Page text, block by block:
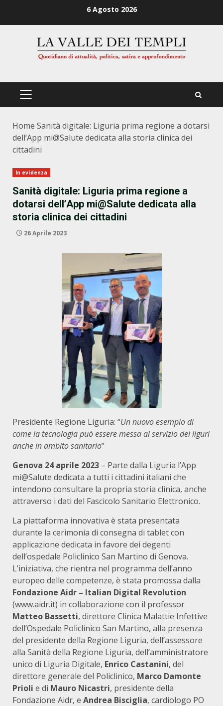
6 Agosto 2026
PRIMÄRES
Home Sanità digitale: Liguria prima regione a dotarsi
dell’App mi@Salute dedicata alla storia clinica dei
cittadini
In evidenza
Sanità digitale: Liguria prima regione a
dotarsi dell’App mi@Salute dedicata alla
storia clinica dei cittadini
26 Aprile 2023
Presidente Regione Liguria: “Un nuovo esempio di
come la tecnologia può essere messa al servizio dei liguri
anche in ambito sanitario”
Genova 24 aprile 2023 – Parte dalla Liguria l’App
mi@Salute dedicata a tutti i cittadini italiani che
intendono consultare la propria storia clinica, anche
attraverso i dati del Fascicolo Sanitario Elettronico.
La piattaforma innovativa è stata presentata
durante la cerimonia di consegna di tablet con
applicazione dedicata in favore dei degenti
dell’ospedale Policlinico San Martino di Genova.
L’iniziativa, che rientra nel programma dell’anno
europeo delle competenze, è stata promossa dalla
Fondazione Aidr – Italian Digital Revolution
(www.aidr.it) in collaborazione con il professor
Matteo Bassetti, direttore Clinica Malattie Infettive
dell’Ospedale Policlinico San Martino, alla presenza
del presidente della Regione Liguria, dell’assessore
alla Sanità della Regione Liguria, dell’amministratore
unico di Liguria Digitale, Enrico Castanini, del
direttore generale del Policlinico, Marco Damonte
Prioli e di Mauro Nicastri, presidente della
Fondazione Aidr, e Andrea Bisciglia, cardiologo PO